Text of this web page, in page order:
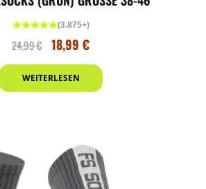
★★★★★(3.875+)
24,99€ 18,99 €
WEITERLESEN